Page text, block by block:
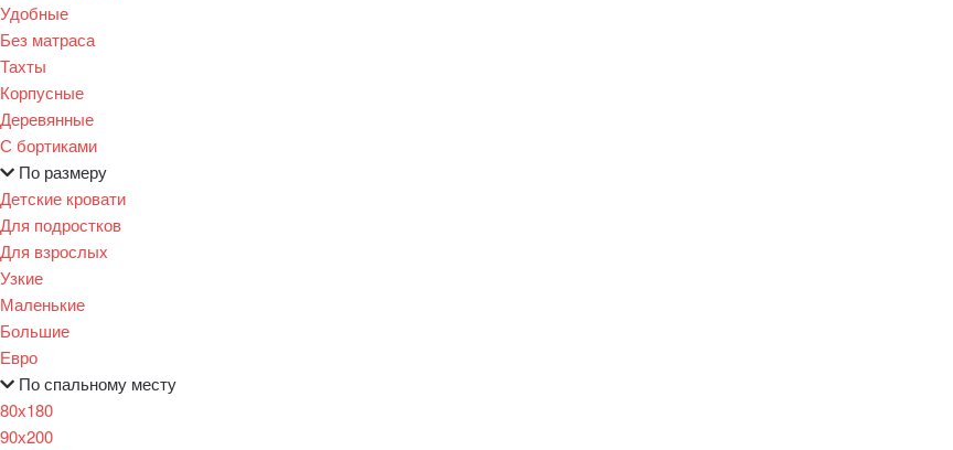
Удобные
Без матраса
Тахты
Корпусные
Деревянные
С бортиками
По размеру
Детские кровати
Для подростков
Для взрослых
Узкие
Маленькие
Большие
Евро
По спальному месту
80х180
90х200